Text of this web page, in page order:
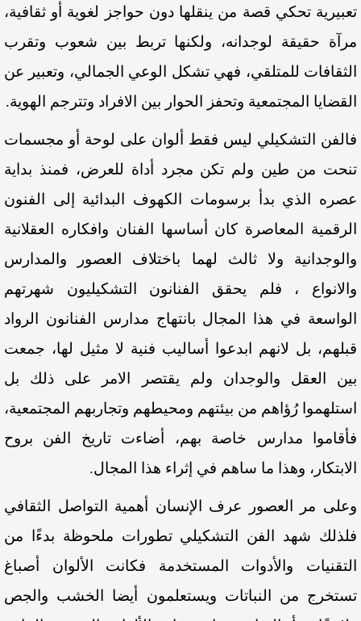
تعبيرية تحكي قصة من ينقلها دون حواجز لغوية أو ثقافية،
مرآة حقيقة لوجدانه، ولكنها تربط بين شعوب وتقرب
الثقافات للمتلقي، فهي تشكل الوعي الجمالي، وتعبير عن
القضايا المجتمعية وتحفز الحوار بين الافراد وتترجم الهوية.
فالفن التشكيلي ليس فقط ألوان على لوحة أو مجسمات
تنحت من طين ولم تكن مجرد أداة للعرض، فمنذ بداية
عصره الذي بدأ برسومات الكهوف البدائية إلى الفنون
الرقمية المعاصرة كان أساسها الفنان وافكاره العقلانية
والوجدانية ولا ثالث لهما باختلاف العصور والمدارس
والانواع ، فلم يحقق الفنانون التشكيليون شهرتهم
الواسعة في هذا المجال بانتهاج مدارس الفنانون الرواد
قبلهم، بل لانهم ابدعوا أساليب فنية لا مثيل لها، جمعت
بين العقل والوجدان ولم يقتصر الامر على ذلك بل
استلهموا رُؤاهم من بيئتهم ومحيطهم وتجاربهم المجتمعية،
فأقاموا مدارس خاصة بهم، أضاءت تاريخ الفن بروح
الابتكار، وهذا ما ساهم في إثراء هذا المجال.
وعلى مر العصور عرف الإنسان أهمية التواصل الثقافي
فلذلك شهد الفن التشكيلي تطورات ملحوظة بدءًا من
التقنيات والأدوات المستخدمة فكانت الألوان أصباغ
تستخرج من النباتات ويستعلمون أيضا الخشب والجص